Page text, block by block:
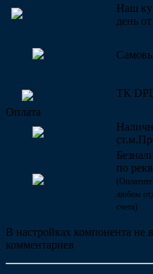
Наш
день
ТК
Оплата
по
(Оплатите
любом
счета)
В настройках компонента не
комментариев